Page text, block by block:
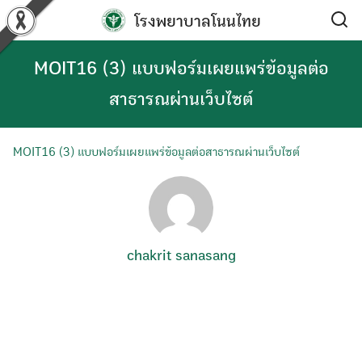
Skip
to
content
โรงพยาบาลโนนไทย
MOIT16 (3) แบบฟอร์มเผยแพร่ข้อมูลต่อ
สาธารณผ่านเว็บไซต์
MOIT16 (3) แบบฟอร์มเผยแพร่ข้อมูลต่อสาธารณผ่านเว็บไซต์
chakrit sanasang